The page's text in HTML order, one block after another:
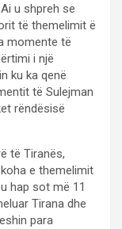
u shpreh se
të themelimit ë
momente të
i një
ku ka qenë
të Sulejman
rëndësisë
të Tiranës,
e themelimit
hap sot më 11
Tirana dhe
para